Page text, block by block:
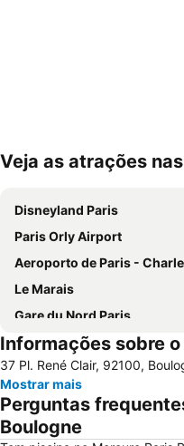
Ampliar mapa
Veja as atrações
Disneyland Paris
Paris Orly Airport
Aeroporto de Paris - Charles de Gaulle
Le Marais
Gare du Nord Paris
Champs Elysées
8th district Élysée
Museu do Louvre
Paris Expo Porte de
Informações sobre
37 Pl. René Clair, 92100,
Mostrar mais
Perguntas
Boulogne